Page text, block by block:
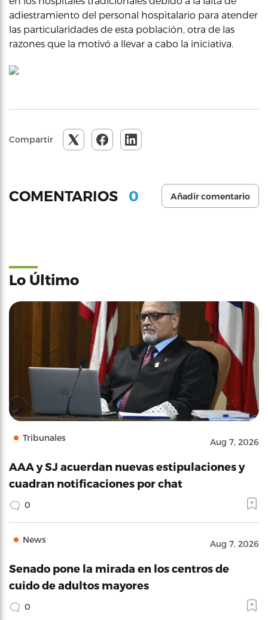
adiestramiento del personal hospitalario para atender
las particularidades de esta población, otra de las
razones que la motivó a llevar a cabo la iniciativa.
Compartir
COMENTARIOS 0 Añadir comentario
Lo Último
Tribunales Aug 7, 2026
AAA y SJ acuerdan nuevas estipulaciones y
cuadran notificaciones por chat
0
News Aug 7, 2026
Senado pone la mirada en los centros de
cuido de adultos mayores
0